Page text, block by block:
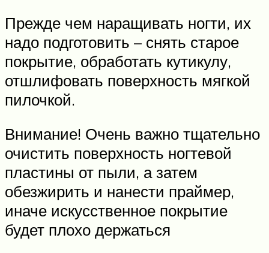
Прежде чем наращивать ногти, их
надо подготовить – снять старое
покрытие, обработать кутикулу,
отшлифовать поверхность мягкой
пилочкой.
Внимание! Очень важно тщательно
очистить поверхность ногтевой
пластины от пыли, а затем
обезжирить и нанести праймер,
иначе искусственное покрытие
будет плохо держаться